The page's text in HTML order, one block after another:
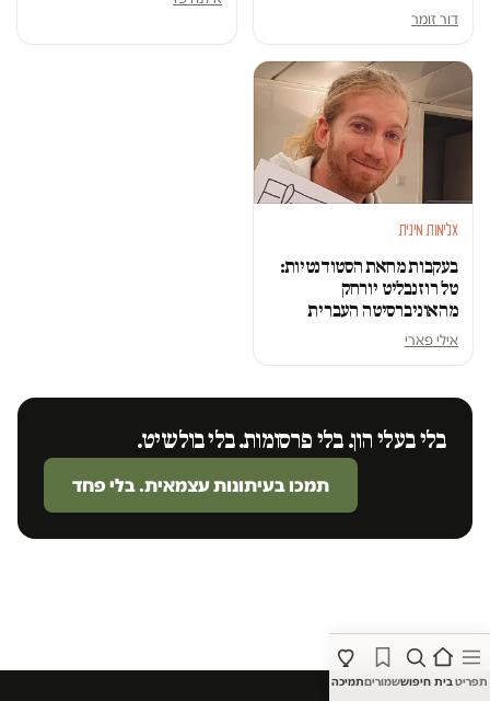
תפריטבית חיפוששמוריםתמיכה
דור זומר
אלימות מינית
בעקבות מחאת הסטודנטיות:
טל רוזנבליט יורחק
מהאוניברסיטה העברית
אילי פארי
בלי בעלי הון. בלי פרסומות. בלי בולשיט.
תמכו בעיתונות עצמאית. בלי פחד